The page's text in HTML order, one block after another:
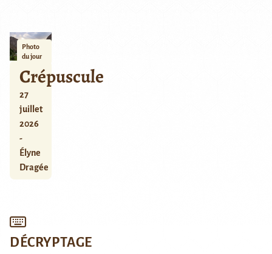
Photo
du jour
Crépuscule
27
juillet
2026
-
Élyne
Dragée
DÉCRYPTAGE